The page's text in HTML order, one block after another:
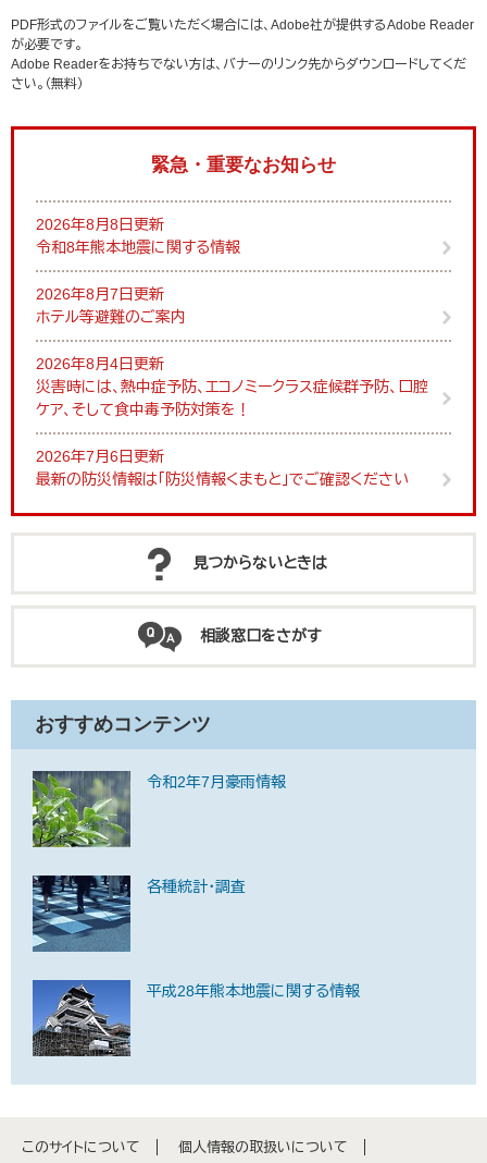
PDF形式のファイルをご覧いただく場合には、Adobe社が提供するAdobe Reader
が必要です。
Adobe Readerをお持ちでない方は、バナーのリンク先からダウンロードしてくだ
さい。（無料）
緊急・重要なお知らせ
2026年8月8日更新
令和8年熊本地震に関する情報
2026年8月7日更新
ホテル等避難のご案内
2026年8月4日更新
災害時には、熱中症予防、エコノミークラス症候群予防、口腔
ケア、そして食中毒予防対策を！
2026年7月6日更新
最新の防災情報は「防災情報くまもと」でご確認ください
見つからないときは
相談窓口をさがす
おすすめコンテンツ
令和2年7月豪雨情報
各種統計・調査
平成28年熊本地震に関する情報
このサイトについて 個人情報の取扱いについて